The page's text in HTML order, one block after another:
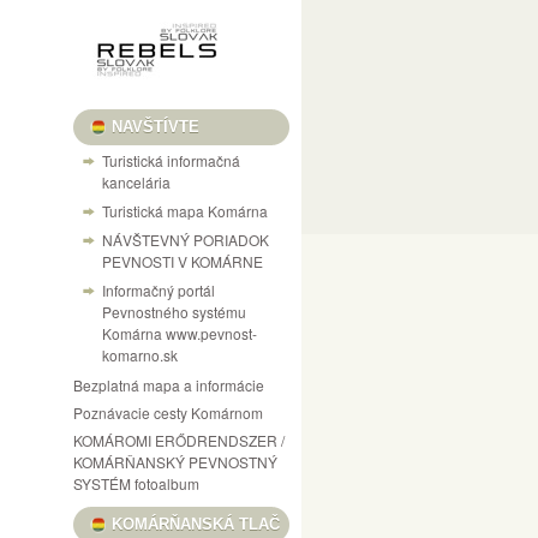
NAVŠTÍVTE
Turistická informačná
kancelária
Turistická mapa Komárna
NÁVŠTEVNÝ PORIADOK
PEVNOSTI V KOMÁRNE
Informačný portál
Pevnostného systému
Komárna www.pevnost-
komarno.sk
Bezplatná mapa a informácie
Poznávacie cesty Komárnom
KOMÁROMI ERŐDRENDSZER /
KOMÁRŇANSKÝ PEVNOSTNÝ
SYSTÉM fotoalbum
KOMÁRŇANSKÁ TLAČ